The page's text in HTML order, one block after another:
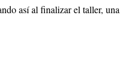
así al finalizar el taller, una